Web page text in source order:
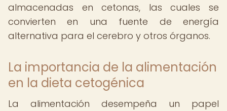
almacenadas en cetonas, las cuales se
convierten en una fuente de energía
alternativa para el cerebro y otros órganos.
La importancia de la alimentación
en la dieta cetogénica
La alimentación desempeña un papel